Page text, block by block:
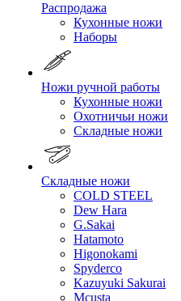
Распродажа
Кухонные ножи
Наборы
Ножи ручной работы
Кухонные ножи
Охотничьи ножи
Складные ножи
Складные ножи
COLD STEEL
Dew Hara
G.Sakai
Hatamoto
Higonokami
Spyderco
Kazuyuki Sakurai
Mcusta